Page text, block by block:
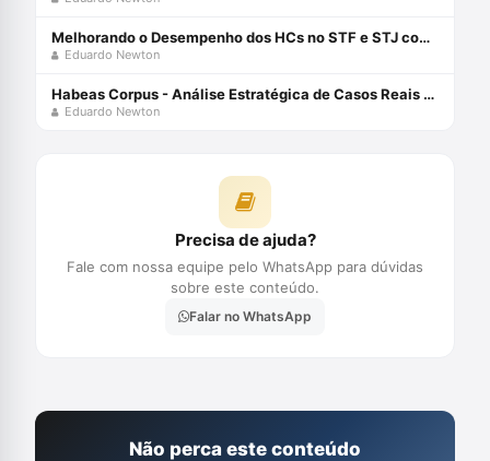
Melhorando o Desempenho dos HCs no STF e STJ com Eduardo Newton
Eduardo Newton
Habeas Corpus - Análise Estratégica de Casos Reais com Eduardo Newton
Eduardo Newton
Precisa de ajuda?
Fale com nossa equipe pelo WhatsApp para dúvidas
sobre este conteúdo.
Falar no WhatsApp
Não perca este conteúdo